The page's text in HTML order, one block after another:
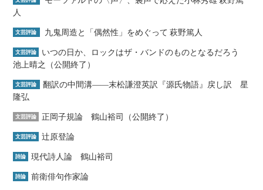
人
文芸評論 九鬼周造と「偶然性」をめぐって 萩野篤人
文芸評論
いつの日か、ロックはザ・バンドのものとなるだろう
池上晴之（公開終了）
文芸評論
翻訳の中間溝――末松謙澄英訳『源氏物語』戻し訳 星
隆弘
文芸評論 正岡子規論 鶴山裕司（公開終了）
文芸評論 辻原登論
詩論 現代詩人論 鶴山裕司
詩論 前衛俳句作家論